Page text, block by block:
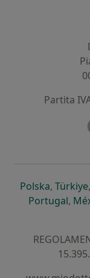
Partita
Polskasi apre
, Türkiye,
Portugalsi
,